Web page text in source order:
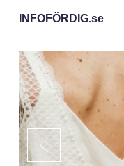
INFOFÖRDIG.se